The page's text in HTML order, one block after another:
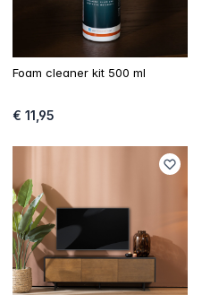
Foam cleaner kit 500 ml
€ 11,95